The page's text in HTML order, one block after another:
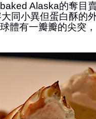
Alaska的奪目
同小異但蛋白酥的
體有一瓣瓣的尖突